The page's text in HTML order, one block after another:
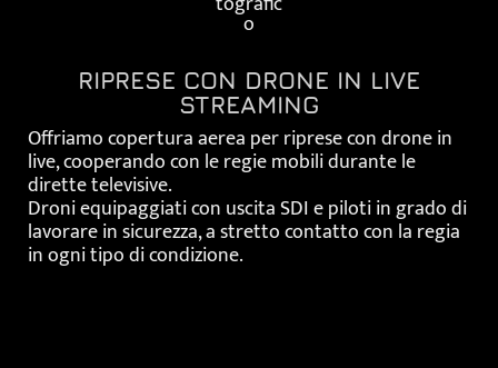
RIPRESE CON DRONE IN LIVE
STREAMING
Offriamo copertura aerea per riprese con drone in
live, cooperando con le regie mobili durante le
dirette televisive.
Droni equipaggiati con uscita SDI e piloti in grado di
lavorare in sicurezza, a stretto contatto con la regia
in ogni tipo di condizione.